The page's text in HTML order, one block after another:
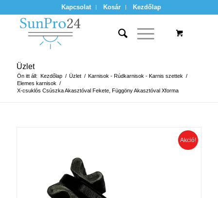
Kapcsolat Kosár Kezdőlap
Üzlet
Ön itt áll: Kezdőlap / Üzlet / Karnisok - Rúdkarnisok - Karnis szettek /
Elemes karnisok /
X-csuklós Csúszka Akasztóval Fekete, Függöny Akasztóval Xforma
Akció!